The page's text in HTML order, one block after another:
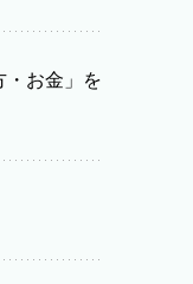
・お金」を